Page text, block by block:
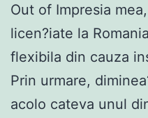
Out of Impresia
licen?iate la
flexibila din cauza
Prin urmare,
acolo cateva unul